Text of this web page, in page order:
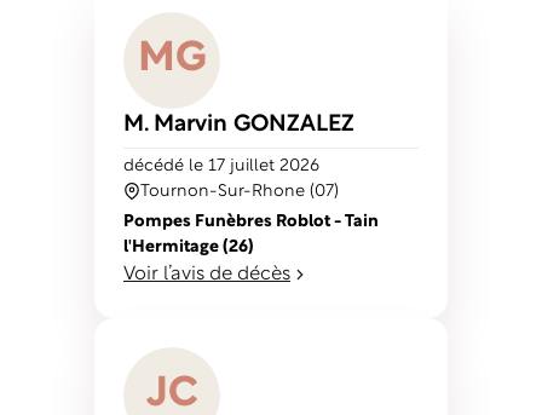
M G
M. Marvin GONZALEZ
Tournon-Sur-Rhone (07)
décédé le 17 juillet 2026
Pompes Funèbres Roblot - Tain
l'Hermitage (26)
Voir l’avis de décès
JC